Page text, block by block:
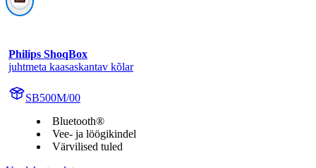
Philips ShoqBox
juhtmeta kaasaskantav kõlar
SB500M/00
Bluetooth®
Vee- ja löögikindel
Värvilised tuled